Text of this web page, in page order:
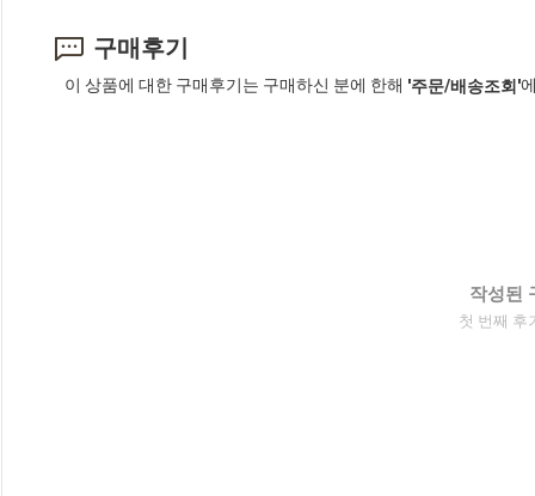
구매후기
이 상품에 대한 구매후기는 구매하신 분에 한해 '주문/배송조회'
작성된
첫 번째 후